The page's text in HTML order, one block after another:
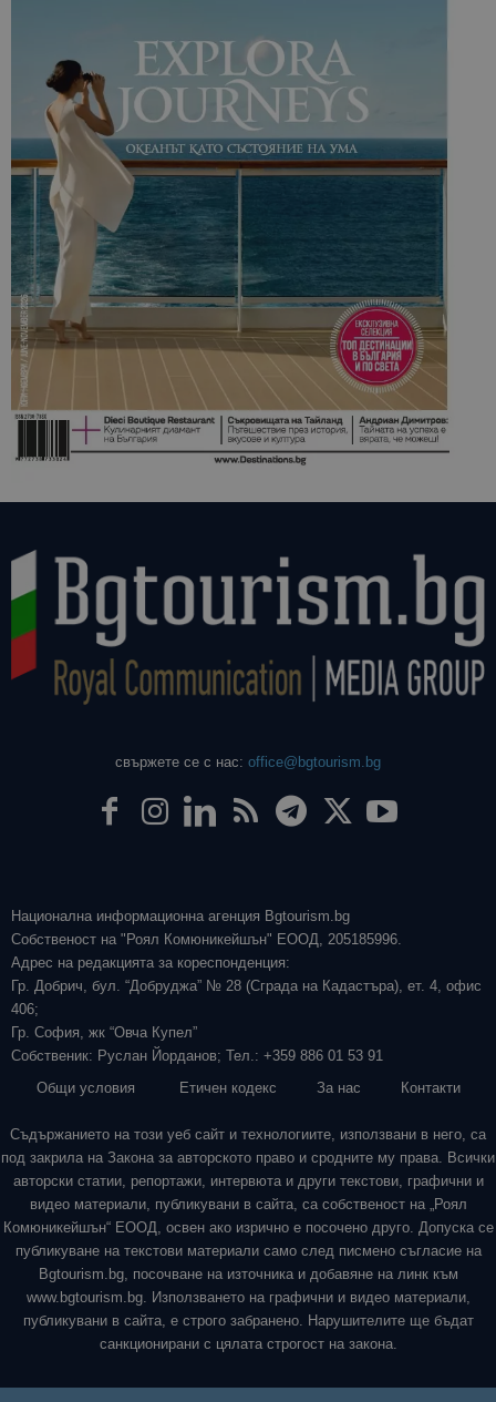
свържете се с нас: office@bgtourism.bg
Национална информационна агенция Bgtourism.bg
Собственост на "Роял Комюникейшън" ЕООД, 205185996.
Адрес на редакцията за кореспонденция:
Гр. Добрич, бул. “Добруджа” № 28 (Сграда на Кадастъра), ет. 4, офис
406;
Гр. София, жк “Овча Купел”
Собственик: Руслан Йорданов; Тел.: +359 886 01 53 91
Общи условия
Етичен кодекс За нас Контакти
Съдържанието на този уеб сайт и технологиите, използвани в него, са
под закрила на Закона за авторското право и сродните му права. Всички
авторски статии, репортажи, интервюта и други текстови, графични и
видео материали, публикувани в сайта, са собственост на „Роял
Комюникейшън“ ЕООД, освен ако изрично е посочено друго. Допуска се
публикуване на текстови материали само след писмено съгласие на
Bgtourism.bg, посочване на източника и добавяне на линк към
www.bgtourism.bg. Използването на графични и видео материали,
публикувани в сайта, е строго забранено. Нарушителите ще бъдат
санкционирани с цялата строгост на закона.